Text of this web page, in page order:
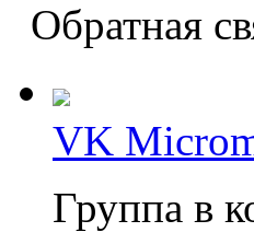
Обратная
VK
Группа в